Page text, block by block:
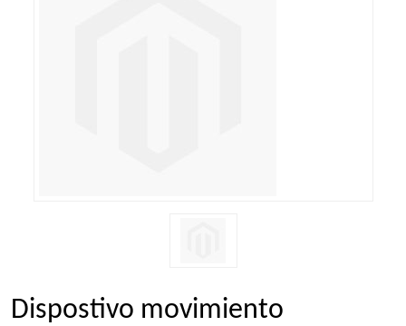
Dispostivo movimiento